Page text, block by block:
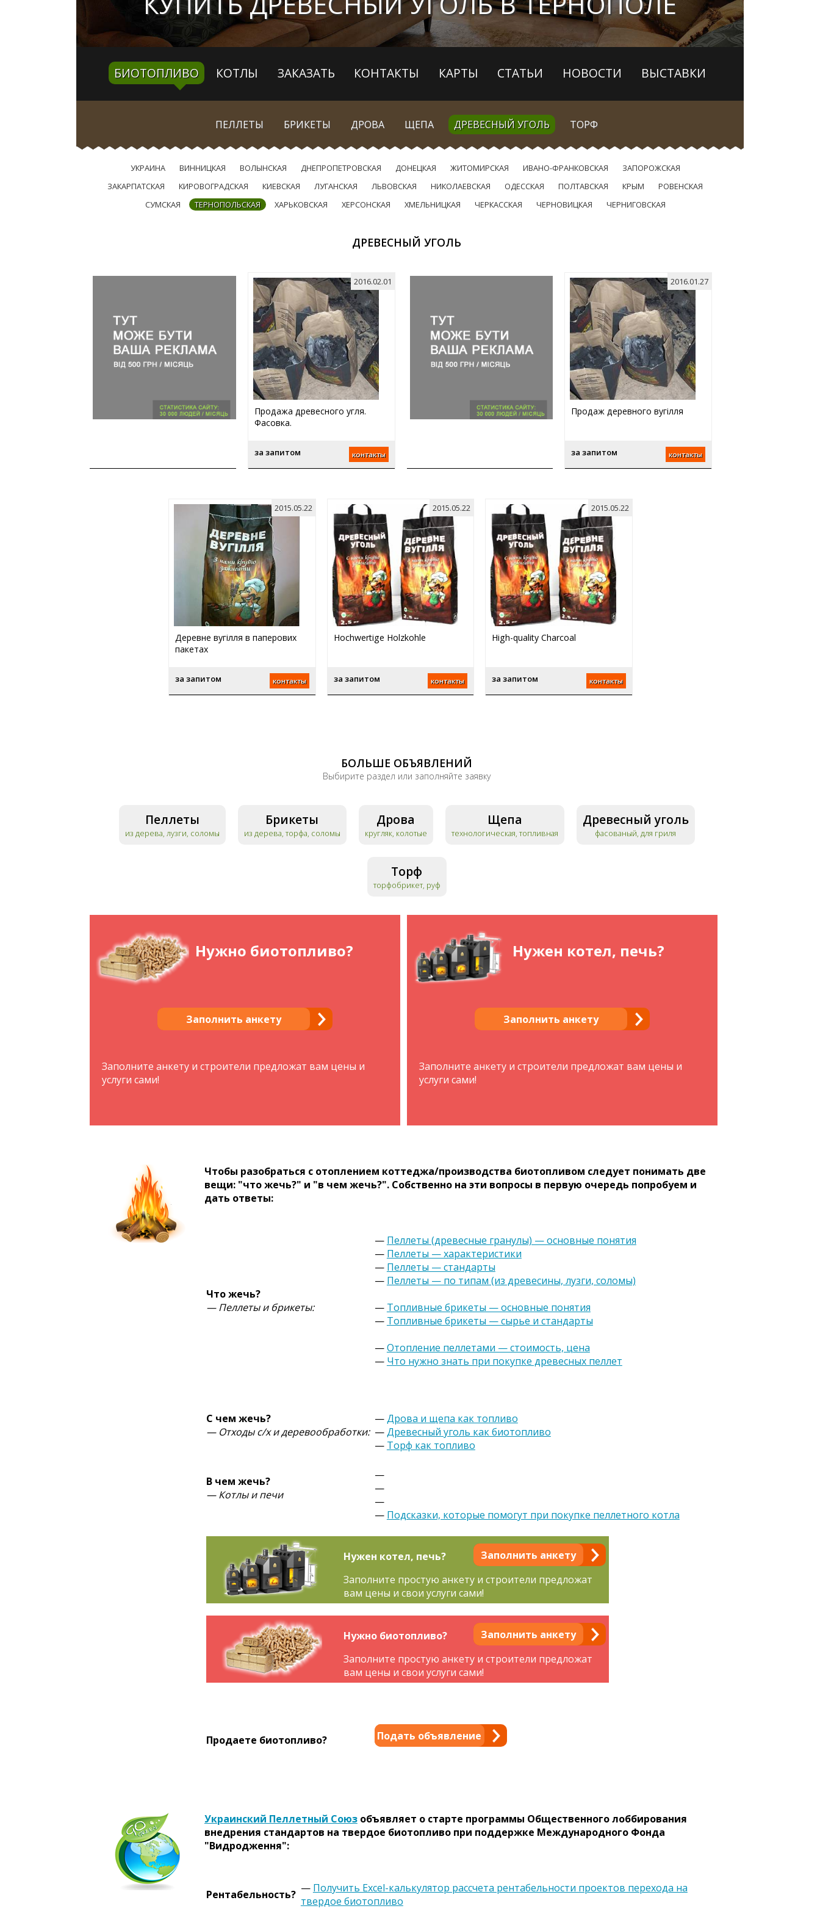
БИОТОПЛИВО КОТЛЫ ЗАКАЗАТЬ КОНТАКТЫ КАРТЫ СТАТЬИ НОВОСТИ ВЫСТАВКИ
ПЕЛЛЕТЫ БРИКЕТЫ ДРОВА ЩЕПА ДРЕВЕСНЫЙ УГОЛЬ ТОРФ
УКРАИНА ВИННИЦКАЯ ВОЛЫНСКАЯ ДНЕПРОПЕТРОВСКАЯ ДОНЕЦКАЯ ЖИТОМИРСКАЯ ИВАНО-ФРАНКОВСКАЯ
ЗАПОРОЖСКАЯ
ЗАКАРПАТСКАЯ
КИРОВОГРАДСКАЯ КИЕВСКАЯ ЛУГАНСКАЯ ЛЬВОВСКАЯ НИКОЛАЕВСКАЯ ОДЕССКАЯ ПОЛТАВСКАЯ КРЫМ
РОВЕНСКАЯ
СУМСКАЯ
ТЕРНОПОЛЬСКАЯ ХАРЬКОВСКАЯ ХЕРСОНСКАЯ ХМЕЛЬНИЦКАЯ ЧЕРКАССКАЯ ЧЕРНОВИЦКАЯ ЧЕРНИГОВСКАЯ
ДРЕВЕСНЫЙ УГОЛЬ
Продажа древесного угля.
Фасовка.
за запитом контакты
2016.02.01
Продаж деревного вугілля
за запитом контакты
2016.01.27
Деревне вугілля в паперових
пакетах
за запитом контакты
2015.05.22
Hochwertige Holzkohle
за запитом контакты
2015.05.22
High-quality Charcoal
за запитом контакты
2015.05.22
БОЛЬШЕ ОБЪЯВЛЕНИЙ
Выбирите раздел или заполняйте заявку
Пеллеты
из дерева, лузги, соломы
Брикеты
из дерева, торфа, соломы
Дрова
кругляк, колотые
Щепа
технологическая, топливная
Древесный уголь
фасованый, для гриля
Торф
торфобрикет, руф
Нужно биотопливо?
Заполнить анкету
Заполните анкету и строители предложат вам цены и
услуги сами!
Нужен котел, печь?
Заполнить анкету
Заполните анкету и строители предложат вам цены и
услуги сами!
Чтобы разобраться с отоплением коттеджа/производства биотопливом следует понимать две
вещи: "что жечь?" и "в чем жечь?". Собственно на эти вопросы в первую очередь попробуем и
дать ответы:
Что жечь?
— Пеллеты и брикеты:
— Пеллеты (древесные гранулы) — основные понятия
— Пеллеты — характеристики
— Пеллеты — стандарты
— Пеллеты — по типам (из древесины, лузги, соломы)
— Топливные брикеты — основные понятия
— Топливные брикеты — сырье и стандарты
—Отопление пеллетами — стоимость, цена
— Что нужно знать при покупке древесных пеллет
С чем жечь?
— Отходы с/х и деревообработки:
—Дрова и щепа как топливо
—Древесный уголь как биотопливо
— Торф как топливо
В чем жечь?
— Котлы и печи
—
—
—
— Подсказки, которые помогут при покупке пеллетного котла
Нужен котел, печь?
Заполнить анкету
Заполните простую анкету и строители предложат
вам цены и свои услуги сами!
Нужно биотопливо?
Заполнить анкету
Заполните простую анкету и строители предложат
вам цены и свои услуги сами!
Продаете биотопливо? Подать объявление
Украинский Пеллетный Союзобъявляет о старте программы Общественного лоббирования
внедрения стандартов на твердое биотопливо при поддержке Международного Фонда
"Видродження":
Рентабельность? — Получить Excel-калькулятор рассчета рентабельности проектов перехода на
твердое биотопливо